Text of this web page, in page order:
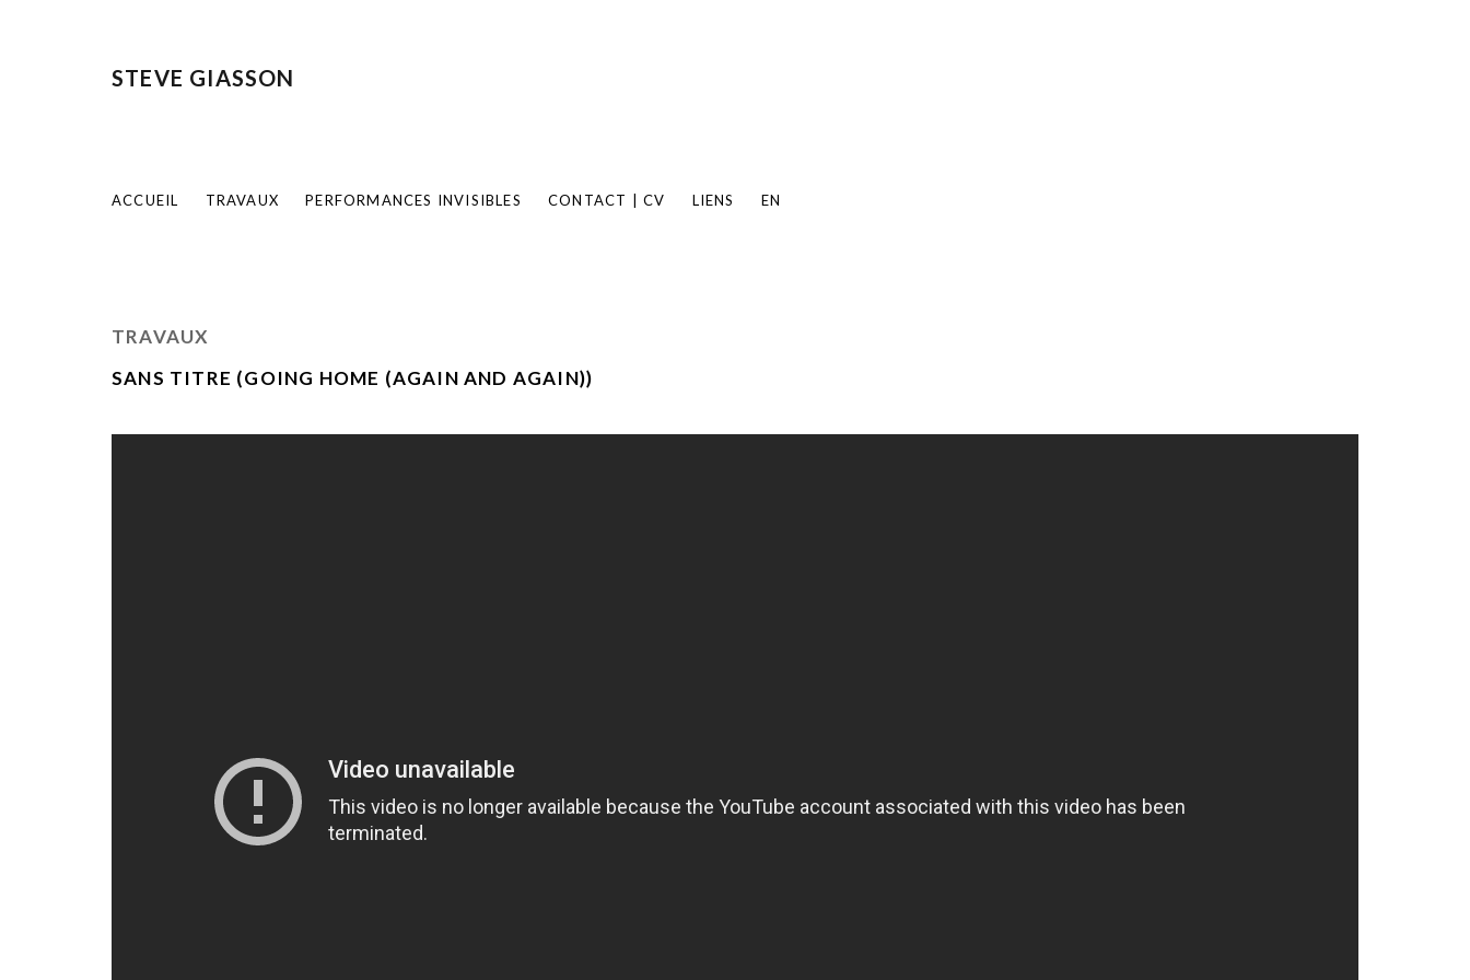
STEVE GIASSON
ACCUEIL TRAVAUX PERFORMANCES INVISIBLES CONTACT | CV LIENS EN
TRAVAUX
SANS TITRE (GOING HOME (AGAIN AND AGAIN))